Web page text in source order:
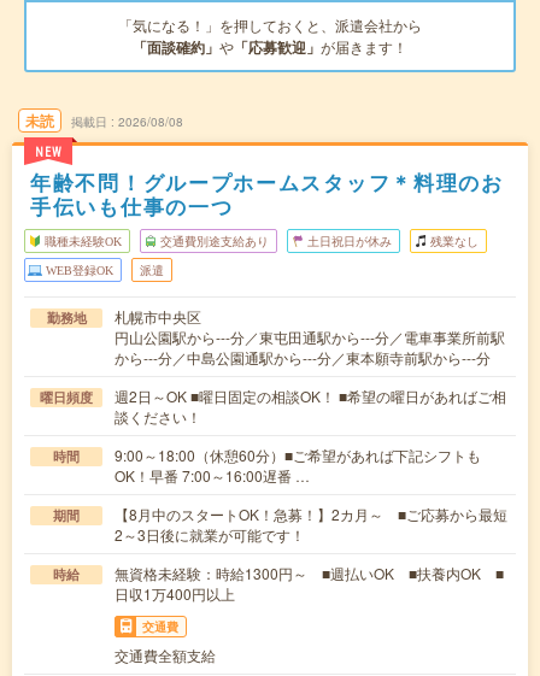
「気になる！」を押しておくと、派遣会社から
「面談確約」 や 「応募歓迎」 が届きます！
未読
NEW
掲載日 2026/08/08
年齢不問！グループホームスタッフ＊料理のお
手伝いも仕事の一つ
職種未経験OK 交通費別途支給あり 土日祝日が休み 残業なし
WEB登録OK 派遣
勤務地
札幌市中央区
円山公園駅から---分／東屯田通駅から---分／電車事業所前駅
から---分／中島公園通駅から---分／東本願寺前駅から---分
曜日頻度
週2日～OK ■曜日固定の相談OK！ ■希望の曜日があればご相
談ください！
時間
9:00～18:00（休憩60分）■ご希望があれば下記シフトも
OK！早番 7:00～16:00遅番 …
期間
【8月中のスタートOK！急募！】2カ月～ ■ご応募から最短
2～3日後に就業が可能です！
時給
無資格未経験：時給1300円～ ■週払いOK ■扶養内OK ■
日収1万400円以上
交通費
交通費全額支給